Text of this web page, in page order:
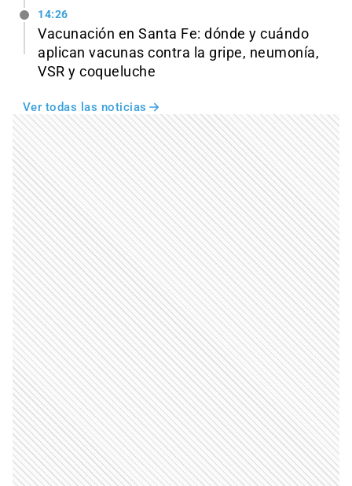
14:26
Vacunación en Santa Fe: dónde y cuándo
aplican vacunas contra la gripe, neumonía,
VSR y coqueluche
Ver todas las noticias